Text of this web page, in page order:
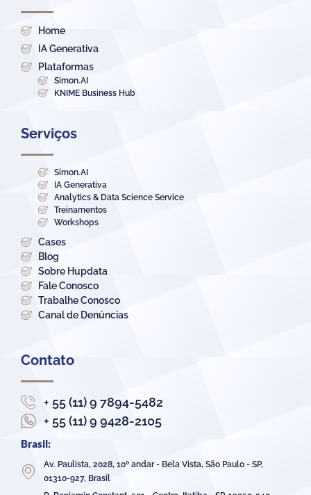
Home
IA Generativa
Plataformas
Simon.AI
KNIME Business Hub
Serviços
Simon.AI
IA Generativa
Analytics & Data Science Service
Treinamentos
Workshops
Cases
Blog
Sobre Hupdata
Fale Conosco
Trabalhe Conosco
Canal de Denúncias
Contato
+ 55 (11) 9 7894-5482
+ 55 (11) 9 9428-2105
Brasil:
Av. Paulista, 2028, 10º andar - Bela Vista, São Paulo - SP,
01310-927, Brasil